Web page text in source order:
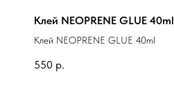
Клей NEOPRENE GLUE 40ml
Клей NEOPRENE GLUE 40ml
550 р.